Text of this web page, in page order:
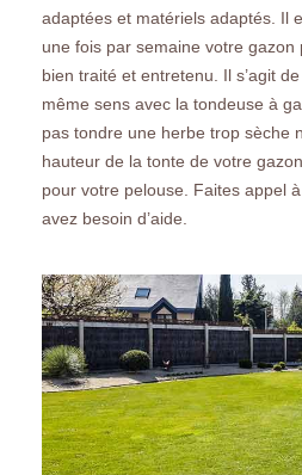
adaptées et matériels adaptés. Il
une fois par semaine votre gazon
bien traité et entretenu. Il s’agit
même sens avec la tondeuse à
pas tondre une herbe trop sèche
hauteur de la tonte de votre
pour votre pelouse. Faites appel
avez besoin d’aide.